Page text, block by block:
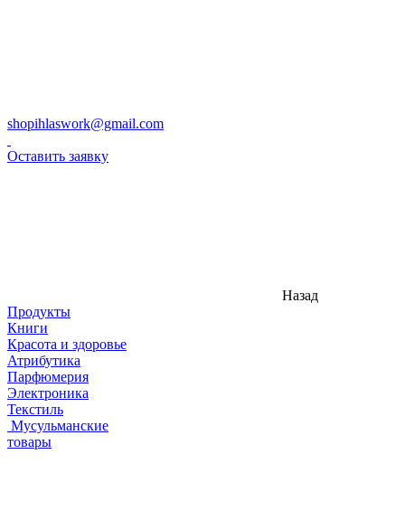
shopihlaswork@gmail.com
Оставить заявку
Назад
Продукты
Книги
Красота и здоровье
Атрибутика
Парфюмерия
Электроника
Текстиль
Мусульманские
товары